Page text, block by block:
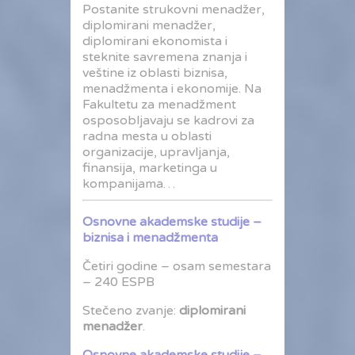
Postanite strukovni menadžer,
diplomirani menadžer,
diplomirani ekonomista i
steknite savremena znanja i
veštine iz oblasti biznisa,
menadžmenta i ekonomije. Na
Fakultetu za menadžment
osposobljavaju se kadrovi za
radna mesta u oblasti
organizacije, upravljanja,
finansija, marketinga u
kompanijama…
Osnovne akademske studije –
biznisa i menadžmenta
Četiri godine – osam semestara
– 240 ESPB
Stečeno zvanje: diplomirani
menadžer.